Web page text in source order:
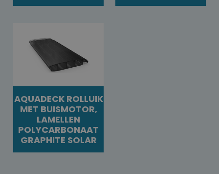
AQUADECK ROLLUIK
MET BUISMOTOR,
LAMELLEN
POLYCARBONAAT
GRAPHITE SOLAR